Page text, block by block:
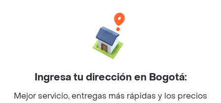
Sobre Rappi
Ingresa tu dirección en Bogotá:
Mejor servicio, entregas más rápidas y los precios